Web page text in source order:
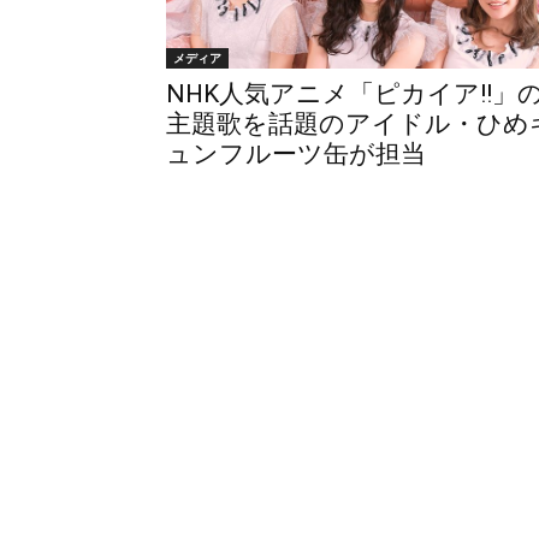
メディア
NHK人気アニメ「ピカイア!!」
主題歌を話題のアイドル・ひめ
ュンフルーツ缶が担当